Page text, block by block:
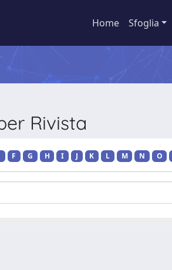
Home Sfoglia
Rivista
F G H I J K L M N O